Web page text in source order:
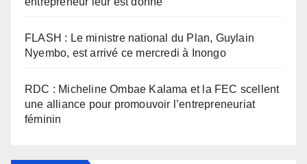
FLASH : Le ministre national du Plan, Guylain
Nyembo, est arrivé ce mercredi à Inongo
RDC : Micheline Ombae Kalama et la FEC scellent
une alliance pour promouvoir l’entrepreneuriat
féminin